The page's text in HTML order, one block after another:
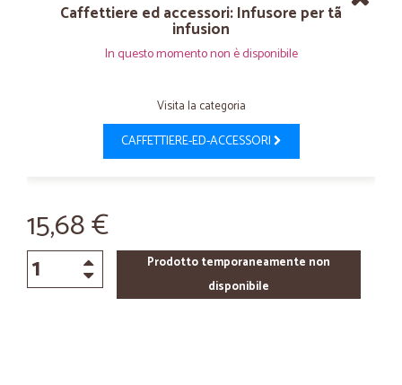
Caffettiere ed accessori: Infusore per tã
infusion
In questo momento non è disponibile
Visita la categoria
CAFFETTIERE-ED-ACCESSORI
15,68 €
Prodotto temporaneamente non
disponibile